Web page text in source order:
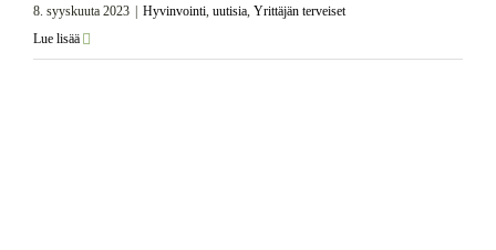
8. syyskuuta 2023 | Hyvinvointi uutisia Yrittäjän terveiset
Lue lisää